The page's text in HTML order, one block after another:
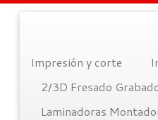
Impresión y corte
2/3D Fresado
Laminadoras